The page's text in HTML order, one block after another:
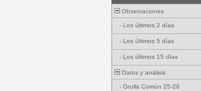
Observaciones
- Los últimos 2 días
- Los últimos 5 días
- Los últimos 15 días
Datos y análisis
- Grulla Común 25-26